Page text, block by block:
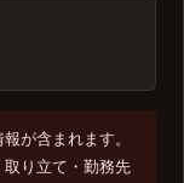
が含まれます。
り立て・勤務先